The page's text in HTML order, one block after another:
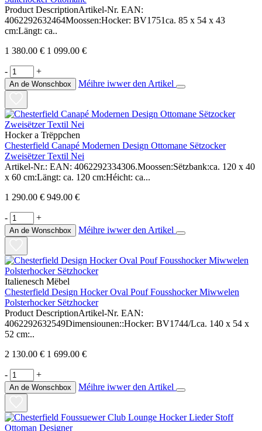
Product DescriptionArtikel-Nr. EAN:
4062292632464Moossen:Hocker: BV1751ca. 85 x 54 x 43
cm:Längt: ca..
1 380.00 € 1 099.00 €
- +
An de Wonschbox Méihre iwwer den Artikel
Hocker a Trëppchen
Chesterfield Canapé Modernen Design Ottomane Sëtzocker
Zweisëtzer Textil Nei
Artikel-Nr.: EAN: 4062292334306.Moossen:Sëtzbank:ca. 120 x 40
x 60 cm:Längt: ca. 120 cm:Héicht: ca...
1 290.00 € 949.00 €
- +
An de Wonschbox Méihre iwwer den Artikel
Italienesch Mëbel
Chesterfield Design Hocker Oval Pouf Fousshocker Miwwelen
Polsterhocker Sëtzhocker
Product DescriptionArtikel-Nr. EAN:
4062292632549Dimensiounen::Hocker: BV1744/Lca. 140 x 54 x
52 cm:..
2 130.00 € 1 699.00 €
- +
An de Wonschbox Méihre iwwer den Artikel